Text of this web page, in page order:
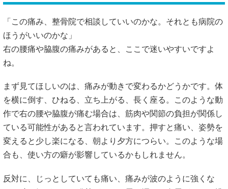
「この痛み、整骨院で相談していいのかな。それとも病院の
ほうがいいのかな」
右の腰痛や脇腹の痛みがあると、ここで迷いやすいですよ
ね。
まず見てほしいのは、痛みが動きで変わるかどうかです。体
を横に倒す、ひねる、立ち上がる、長く座る。このような動
作で右の腰や脇腹が痛む場合は、筋肉や関節の負担が関係し
ている可能性があると言われています。押すと痛い、姿勢を
変えると少し楽になる、朝より夕方につらい。このような場
合も、使い方の癖が影響しているかもしれません。
反対に、じっとしていても痛い、痛みが波のように強くな